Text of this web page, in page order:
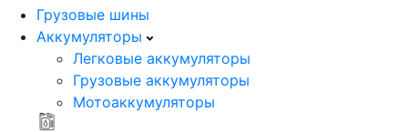
Грузовые шины
Аккумуляторы
Легковые аккумуляторы
Грузовые аккумуляторы
Мотоаккумуляторы